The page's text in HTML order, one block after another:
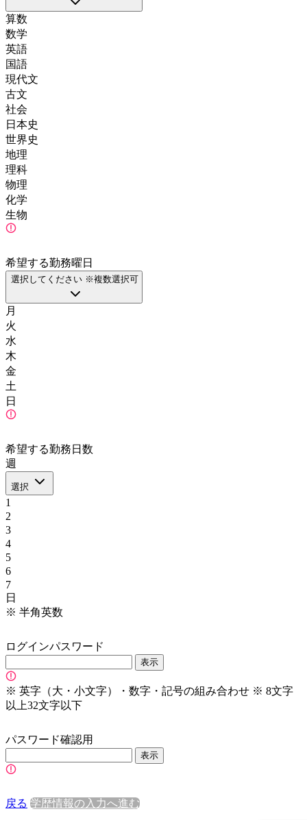
算数
数学
英語
国語
現代文
古文
社会
日本史
世界史
地理
理科
物理
化学
生物
希望する勤務曜日
選択してください ※複数選択可
月
火
水
木
金
土
日
希望する勤務日数
週
選択
1
2
3
4
5
6
7
日
※ 半角英数
ログインパスワード
表示
※ 英字（大・小文字）・数字・記号の組み合わせ ※ 8文字
以上32文字以下
パスワード確認用
表示
戻る 学歴情報の入力へ進む